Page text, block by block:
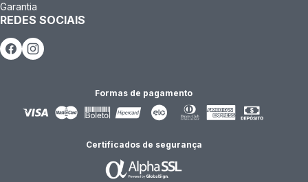
Garantia
REDES SOCIAIS
Formas de pagamento
Certificados de segurança